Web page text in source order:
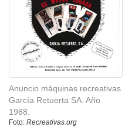
Anuncio máquinas recreativas
García Retuerta SA. Año
1988.
Foto: Recreativas.org